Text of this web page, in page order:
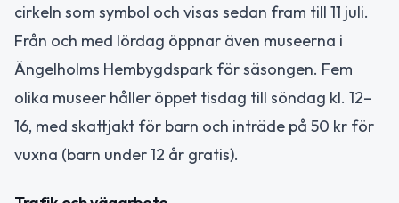
cirkeln som symbol och visas sedan fram till 11 juli.
Från och med lördag öppnar även museerna i
Ängelholms Hembygdspark för säsongen. Fem
olika museer håller öppet tisdag till söndag kl. 12–
16, med skattjakt för barn och inträde på 50 kr för
vuxna (barn under 12 år gratis).